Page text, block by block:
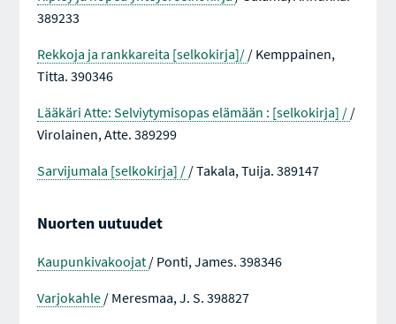
389233
Rekkoja ja rankkareita [selkokirja]/ / Kemppainen,
Titta. 390346
Lääkäri Atte: Selviytymisopas elämään : [selkokirja] / /
Virolainen, Atte. 389299
Sarvijumala [selkokirja] / / Takala, Tuija. 389147
Nuorten uutuudet
Kaupunkivakoojat / Ponti, James. 398346
Varjokahle / Meresmaa, J. S. 398827